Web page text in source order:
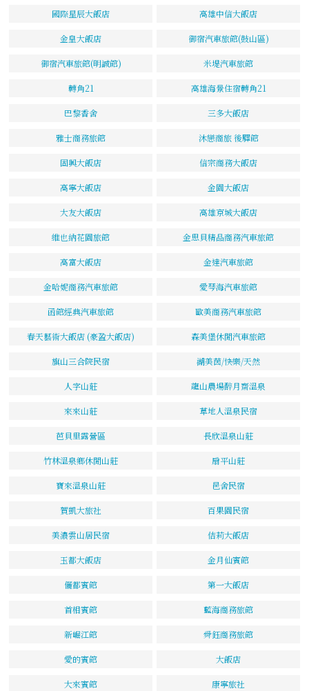
國際星辰大飯店 高雄中信大飯店
金皇大飯店 御宿汽車旅館(鼓山區)
御宿汽車旅館(明誠館) 米堤汽車旅館
轉角21 高雄海景住宿轉角21
巴黎香舍 三多大飯店
雅士商務旅館 沐戀商旅 後驛館
固興大飯店 信宗商務大飯店
高寧大飯店 金園大飯店
大友大飯店 高雄京城大飯店
維也納花園旅館 金思貝精品商務汽車旅館
高富大飯店 金達汽車旅館
金哈妮商務汽車旅館 愛琴海汽車旅館
函館經典汽車旅館 歐美商務汽車旅館
春天藝術大飯店 (豪盈大飯店) 森美堡休閒汽車旅館
旗山三合院民宿 湖美茵/快樂/天然
人字山莊 龍山農場醉月齋溫泉
來來山莊 草地人溫泉民宿
芭貝里露營區 長欣溫泉山莊
竹林溫泉鄉休閒山莊 扇平山莊
寶來溫泉山莊 邑舍民宿
賀凱大旅社 百果園民宿
美濃雲山居民宿 佶莉大飯店
玉都大飯店 金月仙賓館
儷都賓館 第一大飯店
首相賓館 藍海商務旅館
新崛江館 舜鈺商務旅館
愛的賓館 大飯店
大來賓館 康寧旅社